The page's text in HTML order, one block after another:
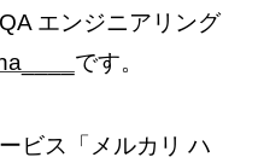
エンジニアリング
です。
ビス「メルカリ ハ